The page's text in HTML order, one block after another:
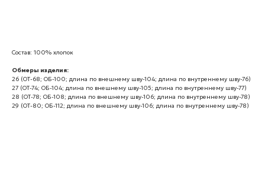
Состав: 100% хлопок
Обмеры изделия:
26 (ОТ-68; ОБ-100; длина по внешнему шву-104; длина по внутреннему шву-76)
27 (ОТ-74; ОБ-104; длина по внешнему шву-105; длина по внутреннему шву-77)
28 (ОТ-78; ОБ-108; длина по внешнему шву-106; длина по внутреннему шву-78)
29 (ОТ-80; ОБ-112; длина по внешнему шву-106; длина по внутреннему шву-78)